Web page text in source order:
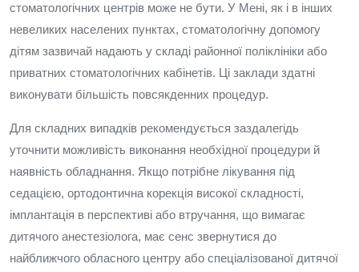
стоматологічних центрів може не бути. У Мені, як і в інших
невеликих населених пунктах, стоматологічну допомогу
дітям зазвичай надають у складі районної поліклініки або
приватних стоматологічних кабінетів. Ці заклади здатні
виконувати більшість повсякденних процедур.
Для складних випадків рекомендується заздалегідь
уточнити можливість виконання необхідної процедури й
наявність обладнання. Якщо потрібне лікування під
седацією, ортодонтична корекція високої складності,
імплантація в перспективі або втручання, що вимагає
дитячого анестезіолога, має сенс звернутися до
найближчого обласного центру або спеціалізованої дитячої